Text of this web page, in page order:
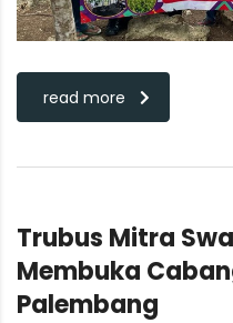
read more
Trubus Mitra
Membuka
Palembang